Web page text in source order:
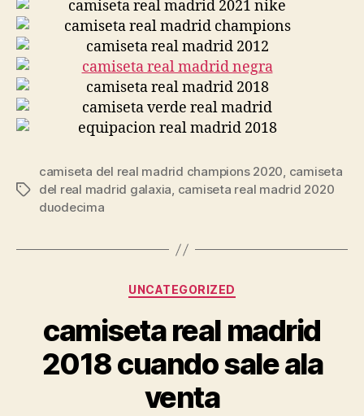
Etiquetas
camiseta del real madrid champions 2020, camiseta
del real madrid galaxia, camiseta real madrid 2020
duodecima
Categorías
UNCATEGORIZED
camiseta real madrid
2018 cuando sale ala
venta